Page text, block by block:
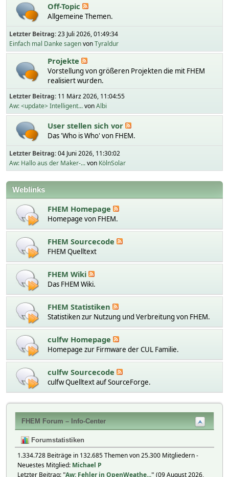
Off-Topic
Allgemeine Themen.
Letzter Beitrag:23 Juli 2026, 01:49:34
Einfach mal Danke sagenvonTyraldur
Projekte
Vorstellung von größeren Projekten die mit FHEM
realisiert wurden.
Letzter Beitrag: 11 März 2026, 11:04:55
Aw: <update> Intelligent...vonAlbi
User stellen sich vor
Das 'Who is Who' von FHEM.
Letzter Beitrag:04 Juni 2026, 11:30:02
Aw: Hallo aus der Maker-...von KölnSolar
Weblinks
FHEM Homepage
Homepage von FHEM.
FHEM Sourcecode
FHEM Quelltext
FHEM Wiki
Das FHEM Wiki.
FHEM Statistiken
Statistiken zur Nutzung und Verbreitung von FHEM.
culfw Homepage
Homepage zur Firmware der CUL Familie.
culfw Sourcecode
culfw Quelltext auf SourceForge.
FHEM Forum – Info-Center
Forumstatistiken
1.334.728 Beiträge in 132.685 Themen von 25.300 Mitgliedern -
Neuestes Mitglied: Michael P
Letzter Beitrag:"Aw: Fehler in OpenWeathe..." (09 August 2026,